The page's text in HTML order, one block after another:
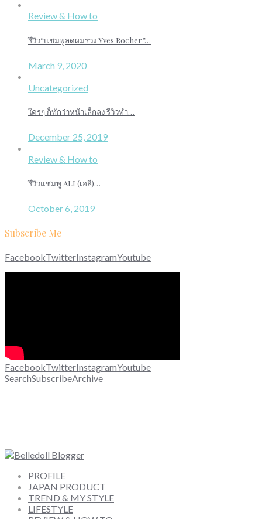
Review & How to
รีวิว“แชมพูลดผมร่วง Yves Rocher”…
March 9, 2020
Uncategorized
ใครๆ ก็ทักว่าหน้าเล็กลง รีวิวทำ…
December 25, 2019
Review & How to
รีวิวแชมพู ALI (เอลี)…
October 6, 2019
Subscribe Me
FacebookTwitterInstagramYoutube
FacebookTwitterInstagramYoutube
SearchSubscribeArchive
PROFILE
JAPAN PRODUCT
TREND & MY STYLE
LIFESTYLE